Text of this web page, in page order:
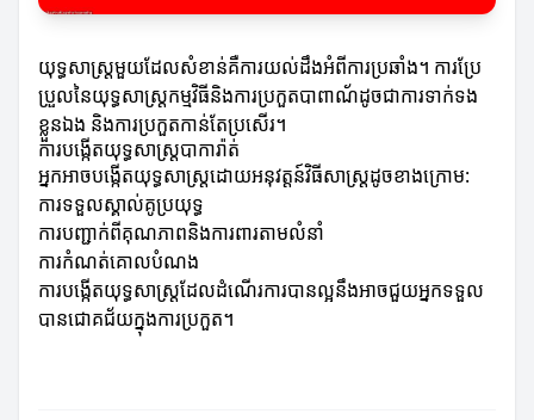
យុទ្ធសាស្ត្រមួយដែលសំខាន់គឺការយល់ដឹងអំពីការប្រឆាំង។ ការប្រែ
ប្រួលនៃយុទ្ធសាស្ត្រកម្មវិធីនិងការប្រកួតបាពាណ័ដូចជាការទាក់ទង
ខ្លួនឯង និងការប្រកួតកាន់តែប្រសើរ។
ការបង្កើតយុទ្ធសាស្ត្របាការ៉ាត់
អ្នកអាចបង្កើតយុទ្ធសាស្ត្រដោយអនុវត្តន៍វិធីសាស្ត្រដូចខាងក្រោម:
ការទទួលស្គាល់គូប្រយុទ្ធ
ការបញ្ជាក់ពីគុណភាពនិងការពារតាមលំនាំ
ការកំណត់គោលបំណង
ការបង្កើតយុទ្ធសាស្ត្រដែលដំណើរការបានល្អនឹង​អាចជួយអ្នកទទួល
បានជោគជ័យក្នុងការប្រកួត។